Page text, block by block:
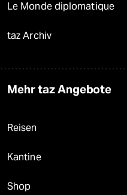
Le Monde diplomatique
taz Archiv
Mehr taz Angebote
Reisen
Kantine
Shop